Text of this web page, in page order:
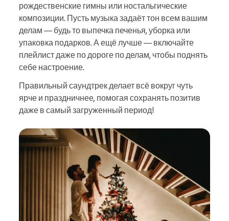
рождественские гимны или ностальгические
композиции. Пусть музыка задаёт тон всем вашим
делам — будь то выпечка печенья, уборка или
упаковка подарков. А ещё лучше — включайте
плейлист даже по дороге по делам, чтобы поднять
себе настроение.
Правильный саундтрек делает всё вокруг чуть
ярче и праздничнее, помогая сохранять позитив
даже в самый загруженный период!